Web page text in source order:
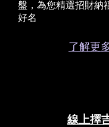
盤，為您精選招財納
好名
了解更
線上擇